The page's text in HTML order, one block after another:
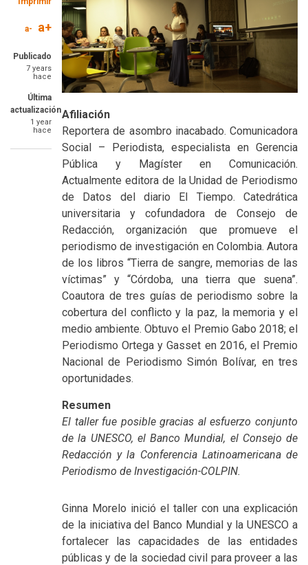
a- a+
Publicado
7 years
hace
Última
actualización
1 year
hace
Afiliación
Reportera de asombro inacabado. Comunicadora
Social – Periodista, especialista en Gerencia
Pública y Magíster en Comunicación.
Actualmente editora de la Unidad de Periodismo
de Datos del diario El Tiempo. Catedrática
universitaria y cofundadora de Consejo de
Redacción, organización que promueve el
periodismo de investigación en Colombia. Autora
de los libros “Tierra de sangre, memorias de las
víctimas” y “Córdoba, una tierra que suena”.
Coautora de tres guías de periodismo sobre la
cobertura del conflicto y la paz, la memoria y el
medio ambiente. Obtuvo el Premio Gabo 2018; el
Periodismo Ortega y Gasset en 2016, el Premio
Nacional de Periodismo Simón Bolívar, en tres
oportunidades.
Resumen
El taller fue posible gracias al esfuerzo conjunto
de la UNESCO, el Banco Mundial, el Consejo de
Redacción y la Conferencia Latinoamericana de
Periodismo de Investigación-COLPIN.
Ginna Morelo inició el taller con una explicación
de la iniciativa del Banco Mundial y la UNESCO a
fortalecer las capacidades de las entidades
públicas y de la sociedad civil para proveer a las